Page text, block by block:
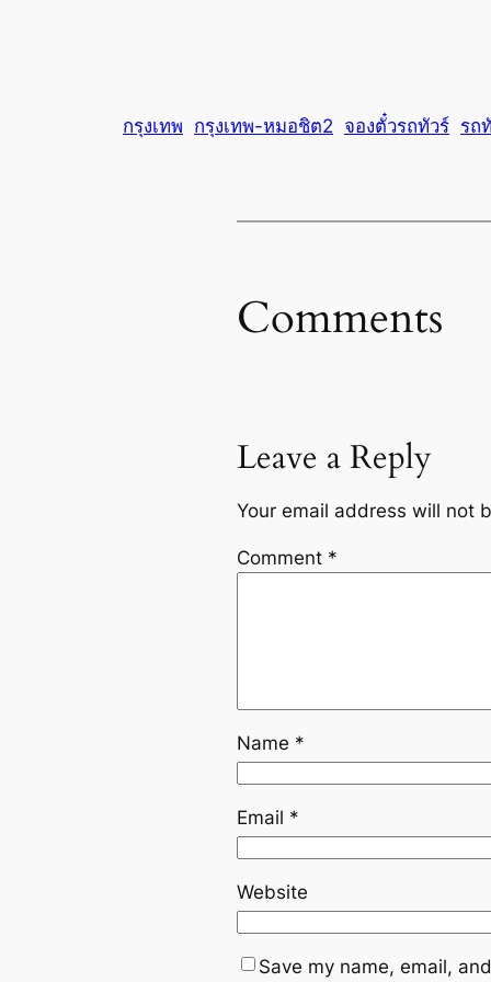
กรุงเทพ กรุงเทพ-หมอชิต2 จองตั๋วรถทัวร์ รถ
Comments
Leave a Reply
Your email address will not
Comment *
Name *
Email *
Website
Save my name, email,